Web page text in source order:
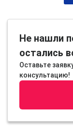
Не нашли
остались
Оставьте
консультацию!